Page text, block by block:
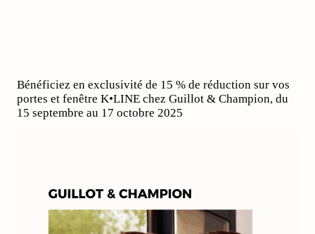
Bénéficiez en exclusivité de 15 % de réduction sur vos
portes et fenêtre K•LINE chez Guillot & Champion, du
15 septembre au 17 octobre 2025